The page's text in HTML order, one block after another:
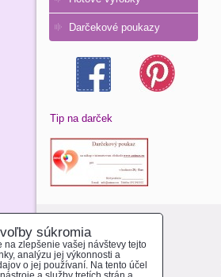
Darčekové poukazy
Tip na darček
O NAKUPOVANÍ:
REGISTROVAŤ SA
súkromia
na zlepšenie vašej návštevy tejto
analýzu jej výkonnosti a
o jej používaní. Na tento účel